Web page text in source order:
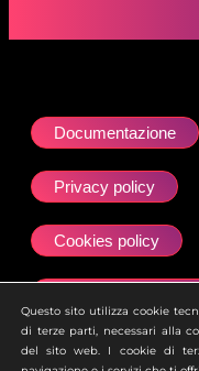
Documentazione
Privacy policy
Cookies policy
Site map
Questo sito utilizza cookie
di terze parti, necessari alla
del sito web. I cookie di